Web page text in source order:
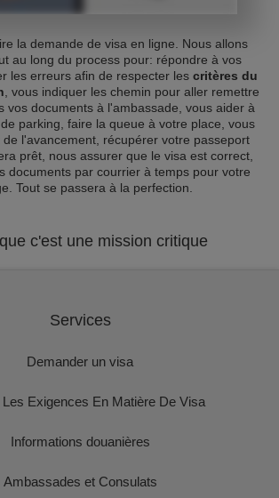
la demande de visa en ligne. Nous allons
au long du process pour: répondre à vos
les erreurs afin de respecter les critères du
, vous indiquer les chemin pour aller remettre
vos documents à l'ambassade, vous aider à
parking, faire la queue à votre place, vous
l'avancement, récupérer votre passeport
prêt, nous assurer que le visa est correct,
documents par courrier à temps pour votre
Tout se passera à la perfection.
c'est une mission critique
Services
Demander un visa
Exigences En Matière De Visa
Informations douanières
Ambassades et Consulats